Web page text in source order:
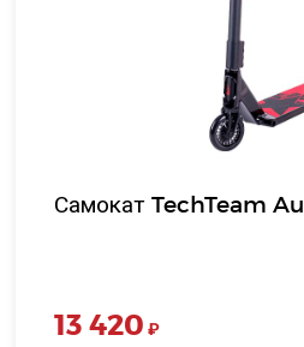
Самокат TechTeam
13 420 ₽